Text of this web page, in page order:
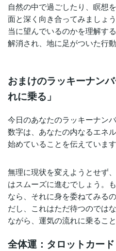
自然の中で過ごしたり、瞑想
面と深く向き合ってみましょ
当に望んでいるのかを理解す
解消され、地に足がついた行
おまけのラッキーナン
れに乗る」
今日のあなたのラッキーナン
数字は、あなたの内なるエネ
始めていることを伝えています
無理に現状を変えようとせず
はスムーズに進むでしょう。
なら、それに身を委ねてみる
だし、これはただ待つのでは
ながら、運気の流れに乗るこ
全体運：タロットカー